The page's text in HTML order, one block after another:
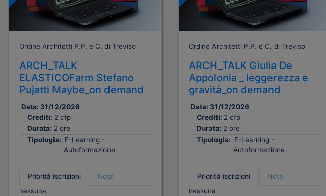
Ordine Architetti P.P. e C. di Treviso
ARCH_TALK
ELASTICOFarm Stefano
Pujatti Maybe_on demand
Data: 31/12/2026
Crediti: 2 cfp
Durata: 2 ore
Tipologia: E-Learning -
Autoformazione
Priorità iscrizioni
Note
nessuna
Ordine Architetti P.P. e C. di Treviso
ARCH_TALK Giulia De
Appolonia _ leggerezza e
gravità_on demand
Data: 31/12/2026
Crediti: 2 cfp
Durata: 2 ore
Tipologia: E-Learning -
Autoformazione
Priorità iscrizioni
Note
nessuna